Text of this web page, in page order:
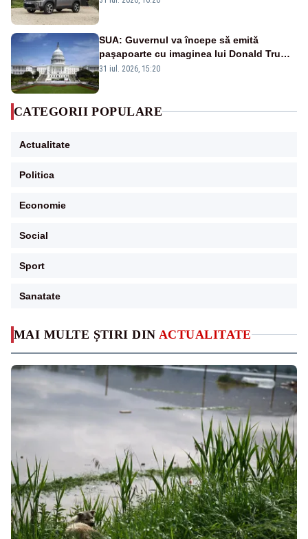
MAI MULTE ȘTIRI DIN ACTUALITATE
SUA: Guvernul va începe să emită
paşapoarte cu imaginea lui Donald Trump
începând cu 8 august
31 iul. 2026, 15:20
CATEGORII POPULARE
Actualitate
Politica
Economie
Social
Sport
Sanatate